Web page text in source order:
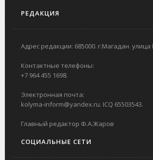
РЕДАКЦИЯ
Адрес редакции: 685000. г.Магадан. улица
Контактные телефоны:
+7 964 455 1698.
Электронная почта:
kolyma-inform@yandex.ru. ICQ 65503543.
Главный редактор Ф.А.Жаров
СОЦИАЛЬНЫЕ СЕТИ